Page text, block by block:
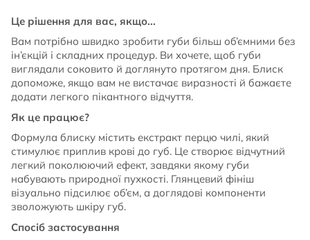
Це рішення для вас, якщо...
Вам потрібно швидко зробити губи більш об’ємними без
ін’єкцій і складних процедур. Ви хочете, щоб губи
виглядали соковито й доглянуто протягом дня. Блиск
допоможе, якщо вам не вистачає виразності й бажаєте
додати легкого пікантного відчуття.
Як це працює?
Формула блиску містить екстракт перцю чилі, який
стимулює приплив крові до губ. Це створює відчутний
легкий поколюючий ефект, завдяки якому губи
набувають природної пухкості. Глянцевий фініш
візуально підсилює об’єм, а доглядові компоненти
зволожують шкіру губ.
Спосіб застосування